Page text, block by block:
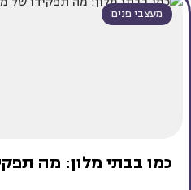
מעצבי פנים
כמו בבתי מלון: מה